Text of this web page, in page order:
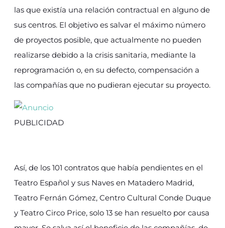
las que existía una relación contractual en alguno de
sus centros. El objetivo es salvar el máximo número
de proyectos posible, que actualmente no pueden
realizarse debido a la crisis sanitaria, mediante la
reprogramación o, en su defecto, compensación a
las compañías que no pudieran ejecutar su proyecto.
PUBLICIDAD
Así, de los 101 contratos que había pendientes en el
Teatro Español y sus Naves en Matadero Madrid,
Teatro Fernán Gómez, Centro Cultural Conde Duque
y Teatro Circo Price, solo 13 se han resuelto por causa